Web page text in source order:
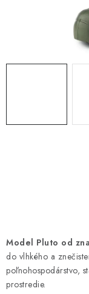
O NÁS
OCHRANNÉ
Model Pluto od
do vlhkého a
poľnohospodárstvo,
prostredie.